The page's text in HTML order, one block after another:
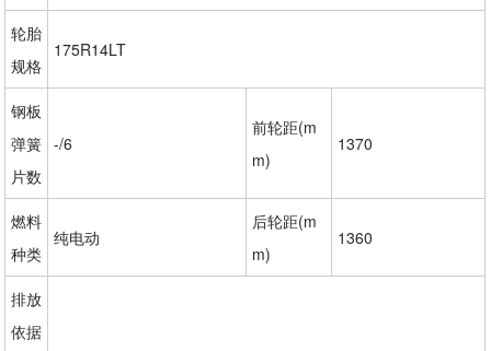
轮胎
规格
175R14LT
钢板
弹簧
片数
-/6
前轮距(m
m)
1370
燃料
种类
纯电动
后轮距(m
m)
1360
排放
依据